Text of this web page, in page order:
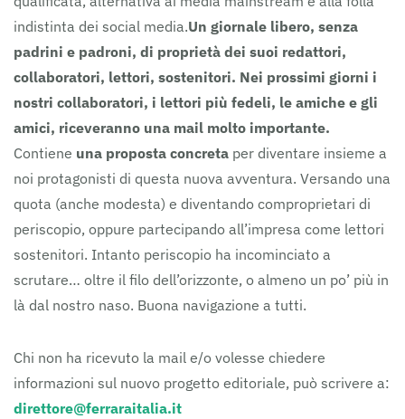
indistinta dei social media.Un giornale libero, senza
padrini e padroni, di proprietà dei suoi redattori,
collaboratori, lettori, sostenitori. Nei prossimi giorni i
nostri collaboratori, i lettori più fedeli, le amiche e gli
amici, riceveranno una mail molto importante.
Contiene una proposta concreta per diventare insieme a
noi protagonisti di questa nuova avventura. Versando una
quota (anche modesta) e diventando comproprietari di
periscopio, oppure partecipando all’impresa come lettori
sostenitori. Intanto periscopio ha incominciato a
scrutare… oltre il filo dell’orizzonte, o almeno un po’ più in
là dal nostro naso. Buona navigazione a tutti.
Chi non ha ricevuto la mail e/o volesse chiedere
informazioni sul nuovo progetto editoriale, può scrivere a:
direttore@ferraraitalia.it